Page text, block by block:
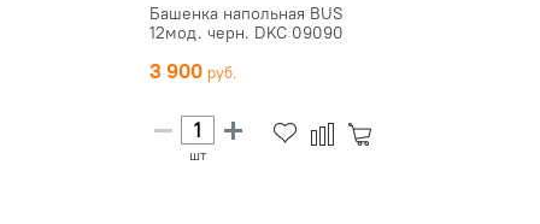
Башенка напольная BUS
12мод. черн. DKC 09090
3 900
шт